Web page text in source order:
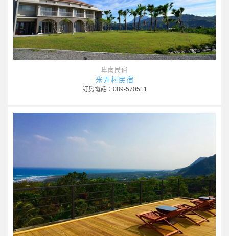
卑南民宿
米弄村民宿
訂房電話：089-570511